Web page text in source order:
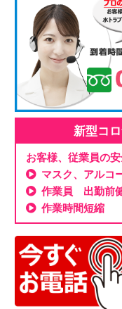
新型コ
お客様、従業員の
マスク、アルコ
作業員 出勤前
作業時間短縮